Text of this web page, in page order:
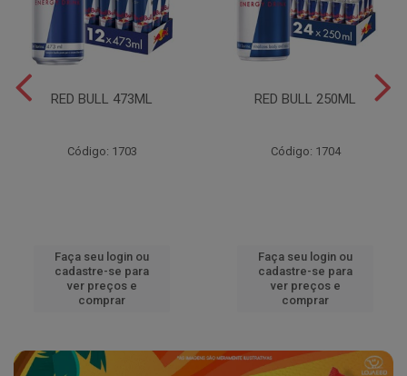
RED BULL 473ML
Código: 1703
Faça seu login ou
cadastre-se para
ver preços e
comprar
RED BULL 250ML
Código: 1704
Faça seu login ou
cadastre-se para
ver preços e
comprar